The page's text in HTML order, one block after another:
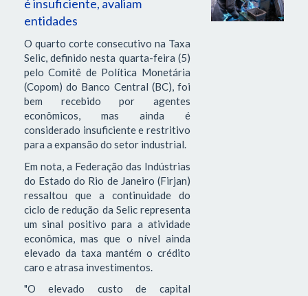
é insuficiente, avaliam
entidades
O quarto corte consecutivo na Taxa
Selic, definido nesta quarta-feira (5)
pelo Comitê de Política Monetária
(Copom) do Banco Central (BC), foi
bem recebido por agentes
econômicos, mas ainda é
considerado insuficiente e restritivo
para a expansão do setor industrial.
Em nota, a Federação das Indústrias
do Estado do Rio de Janeiro (Firjan)
ressaltou que a continuidade do
ciclo de redução da Selic representa
um sinal positivo para a atividade
econômica, mas que o nível ainda
elevado da taxa mantém o crédito
caro e atrasa investimentos.
"O elevado custo de capital